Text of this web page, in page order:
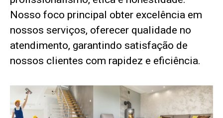
Nosso foco principal obter excelência em
nossos serviços, oferecer qualidade no
atendimento, garantindo satisfação de
nossos clientes com rapidez e eficiência.